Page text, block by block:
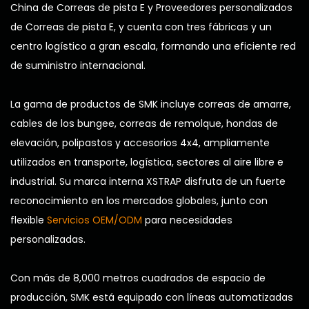
China de Correas de pista E y Proveedores personalizados
de Correas de pista E, y cuenta con tres fábricas y un
centro logístico a gran escala, formando una eficiente red
de suministro internacional.
La gama de productos de SMK incluye correas de amarre,
cables de los bungee, correas de remolque, hondas de
elevación, polipastos y accesorios 4x4, ampliamente
utilizados en transporte, logística, sectores al aire libre e
industrial. Su marca interna XSTRAP disfruta de un fuerte
reconocimiento en los mercados globales, junto con
flexible Servicios OEM/ODM para necesidades
personalizadas.
Con más de 8,000 metros cuadrados de espacio de
producción, SMK está equipado con líneas automatizadas